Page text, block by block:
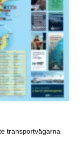
transportvägarna